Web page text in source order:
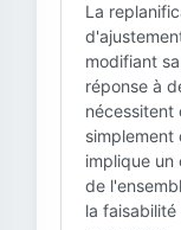
La
modifiant
réponse à
nécessitent
simplement
implique un
de
la